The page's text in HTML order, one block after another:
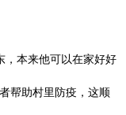
，本来他可以在家好好
帮助村里防疫，这顺